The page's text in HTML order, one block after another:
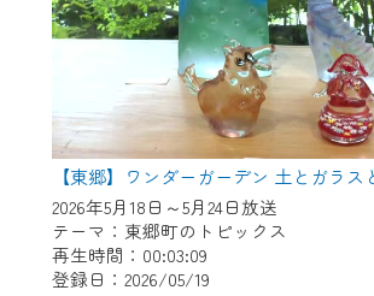
2026年5月18日～5月24日放送
テーマ：東郷町のトピックス
再生時間：00:03:09
登録日：2026/05/19